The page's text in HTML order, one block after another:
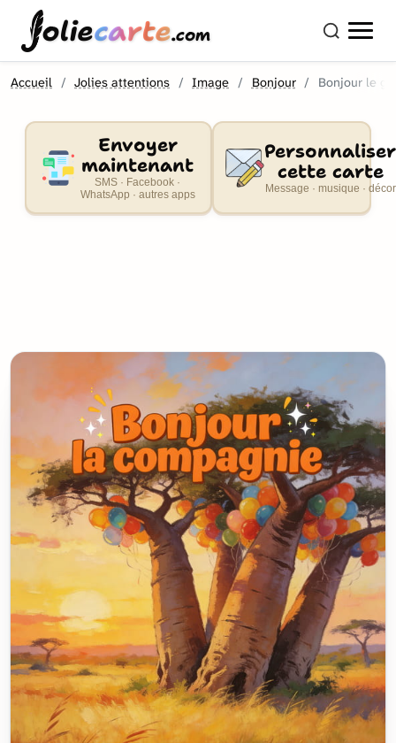
oliecarte.com
Accueil Jolies attentions Image Bonjour Bonjour le
Envoyer
maintenant
SMS · Facebook ·
WhatsApp · autres apps
Personnaliser
cette carte
Message · musique · décor